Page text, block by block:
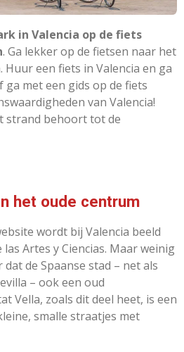
in Valencia op de fiets
. Ga lekker op de fietsen naar het
Huur een fiets in Valencia en ga
met een gids op de fiets
van Valencia!
strand behoort tot de
het oude centrum
wordt bij Valencia beeld
Artes y Ciencias. Maar weinig
de Spaanse stad – net als
– ook een oud
Vella, zoals dit deel heet, is een
smalle straatjes met